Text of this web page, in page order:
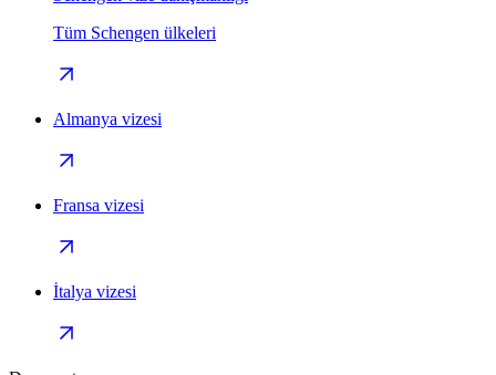
Tüm Schengen ülkeleri
Almanya vizesi
Fransa vizesi
İtalya vizesi